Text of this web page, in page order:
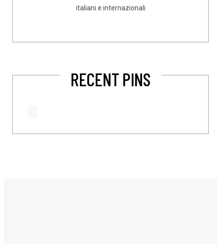
italiani e internazionali
RECENT PINS